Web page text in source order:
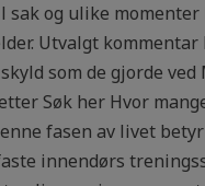
sak og ulike
Utvalgt
som de gjorde
Søk her Hvor
fasen av livet
innendørs